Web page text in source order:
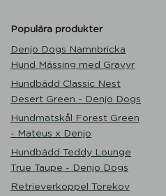
Populära produkter
Denjo Dogs Namnbricka
Hund Mässing med Gravyr
Hundbädd Classic Nest
Desert Green - Denjo Dogs
Hundmatskål Forest Green
- Mateus x Denjo
Hundbädd Teddy Lounge
True Taupe - Denjo Dogs
Retrieverkoppel Torekov